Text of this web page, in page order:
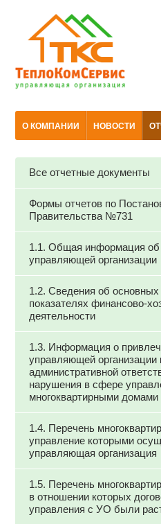
О КОМПАНИИ НОВОСТИ
Все отчетные документы
Формы отчетов по
Правительства №731
1.1. Общая информация об
управляющей организации
1.2. Сведения об основных
показателях финансово-
деятельности
1.3. Информация о
управляющей организации
административной
нарушения в сфере
многоквартирными домами
1.4. Перечень
управление которыми
управляющая организация
1.5. Перечень
в отношении которых
управления с УО были